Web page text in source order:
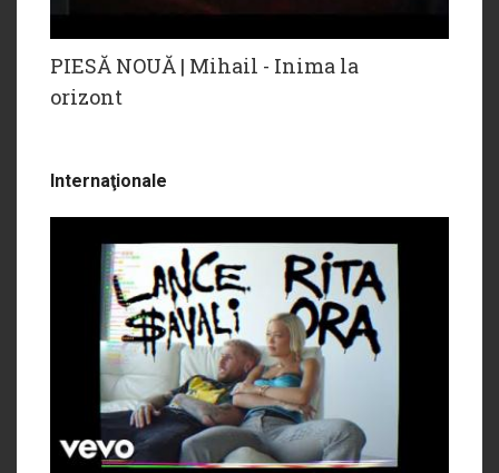
PIESĂ NOUĂ | Mihail - Inima la
orizont
Internaţionale